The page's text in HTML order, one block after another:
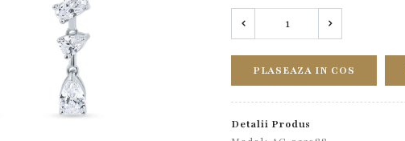
PLASEAZA IN COS
Detalii Produs